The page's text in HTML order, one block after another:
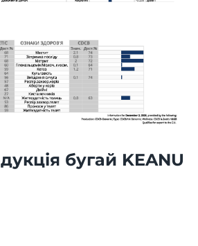
бугай KEANU